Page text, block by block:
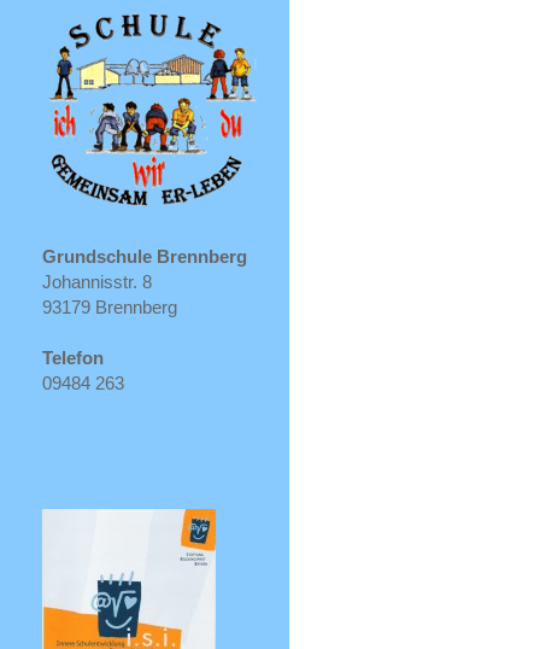
Grundschule Brennberg
Johannisstr. 8
93179 Brennberg
Telefon
09484 263